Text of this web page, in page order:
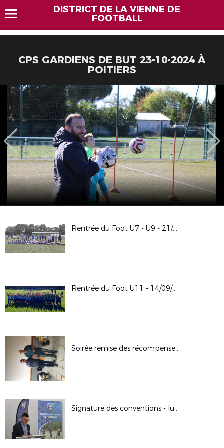
DISTRICT DE LA VIENNE DE
FOOTBALL
CPS GARDIENS DE BUT 23-10-2024 À
POITIERS
Rentrée du Foot U7 - U9 - 21/09/2024
Rentrée du Foot U11 - 14/09/2024
Soirée remise des récompenses 13-09-2024 à Bonnes
Signature des conventions - lutte contre les violences dans les stades // 02.09.2024 à Poitiers